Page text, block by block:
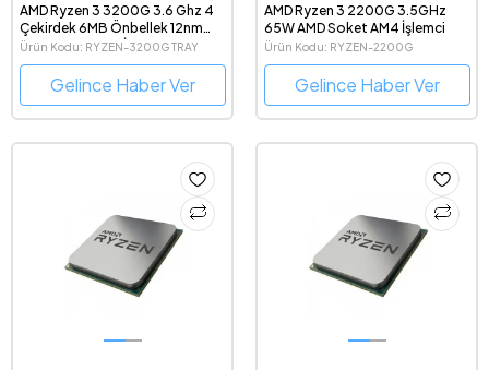
AMD Ryzen 3 3200G 3.6 Ghz 4
Çekirdek 6MB Önbellek 12nm
Soket AM4 Tray İşlemci
Ürün Kodu: RYZEN-3200G TRAY
Gelince Haber Ver
AMD Ryzen 3 2200G 3.5GHz
65W AMD Soket AM4 İşlemci
Ürün Kodu: RYZEN-2200G
Gelince Haber Ver